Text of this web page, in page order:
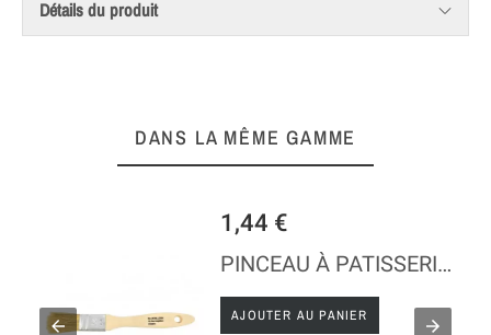
Détails du produit
DANS LA MÊME GAMME
1,44 €
PINCEAU À PATISSERIE EN SOIE PLAT
AJOUTER AU PANIER